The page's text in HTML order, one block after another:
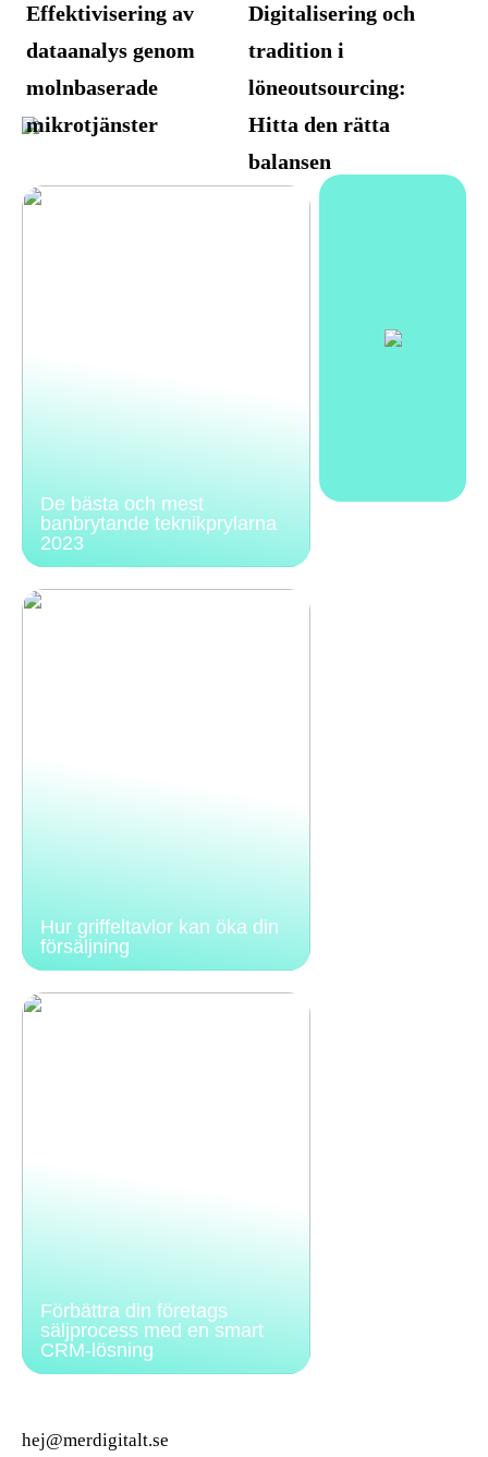
Effektivisering av
dataanalys genom
molnbaserade
mikrotjänster
Digitalisering och
tradition i
löneoutsourcing:
Hitta den rätta
balansen
De bästa och mest
banbrytande teknikprylarna
2023
Hur griffeltavlor kan öka din
försäljning
Förbättra din företags
säljprocess med en smart
CRM-lösning
hej@merdigitalt.se